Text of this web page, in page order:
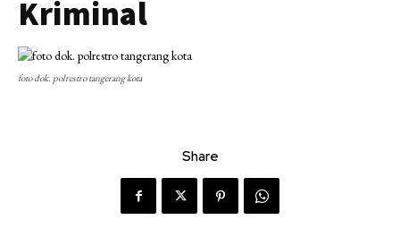
Kriminal
foto dok. polrestro tangerang kota
Share